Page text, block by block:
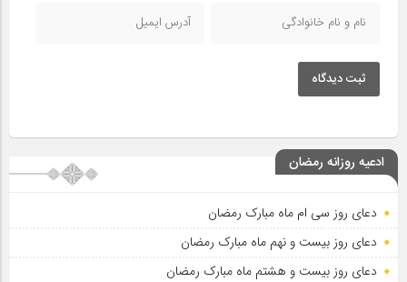
ثبت دیدگاه
ادعیه روزانه رمضان
دعای روز سی ام ماه مبارک رمضان
دعای روز بیست و نهم ماه مبارک رمضان
دعای روز بیست و هشتم ماه مبارک رمضان